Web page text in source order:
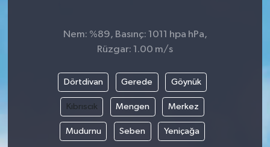
Nem: %89, Basınç: 1011 hpa hPa,
Rüzgar: 1.00 m/s
Dörtdivan Gerede Göynük
Kıbrıscık Mengen Merkez
Mudurnu Seben Yeniçağa